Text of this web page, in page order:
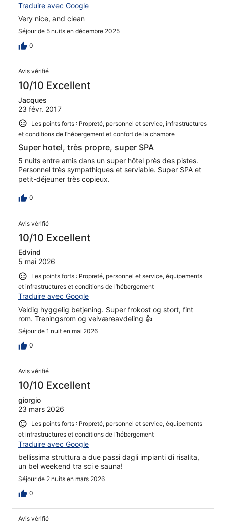
Traduire avec Google
Very nice, and clean
Séjour de 5 nuits en décembre 2025
0
Avis vérifié
10/10 Excellent
Jacques
23 févr. 2017
Les points forts : Propreté, personnel et service, infrastructures
et conditions de l’hébergement et confort de la chambre
Super hotel, très propre, super SPA
5 nuits entre amis dans un super hôtel près des pistes.
Personnel très sympathiques et serviable. Super SPA et
petit-déjeuner très copieux.
0
Avis vérifié
10/10 Excellent
Edvind
5 mai 2026
Les points forts : Propreté, personnel et service, équipements
et infrastructures et conditions de l’hébergement
Traduire avec Google
Veldig hyggelig betjening. Super frokost og stort, fint
rom. Treningsrom og velværeavdeling 👍
Séjour de 1 nuit en mai 2026
0
Avis vérifié
10/10 Excellent
giorgio
23 mars 2026
Les points forts : Propreté, personnel et service, équipements
et infrastructures et conditions de l’hébergement
Traduire avec Google
bellissima struttura a due passi dagli impianti di risalita,
un bel weekend tra sci e sauna!
Séjour de 2 nuits en mars 2026
0
Avis vérifié